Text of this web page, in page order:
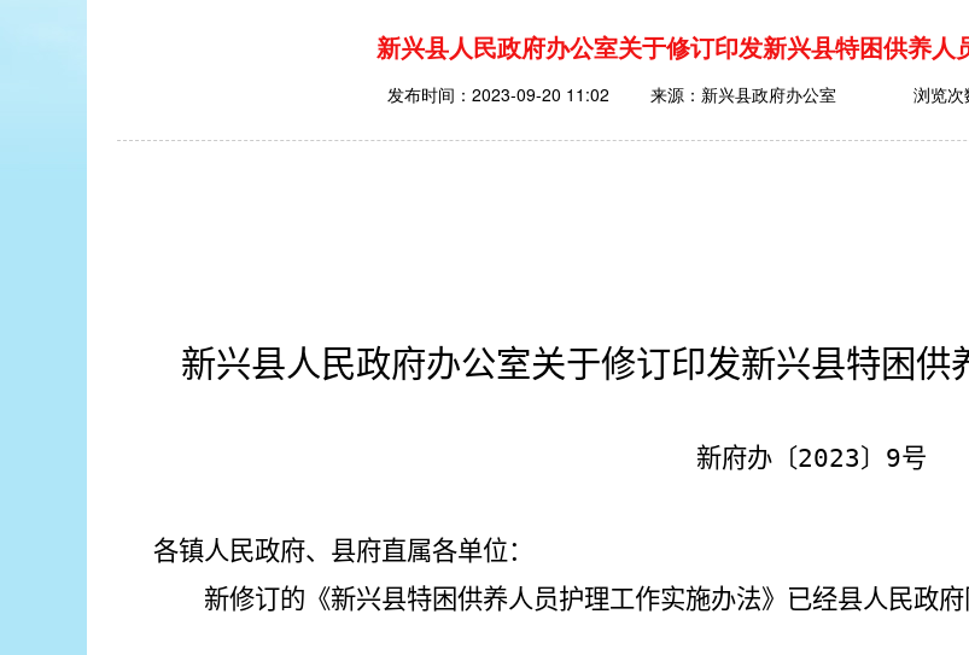
新兴县人民政府办公室关于修订印发新兴县特困供养人
发布时间： 2023-09-20 11:02 来源：新兴县政府办公室 浏览次
新兴县人民政府办公室关于修订印发新兴县特困供
新府办〔2023〕 9号
各镇人民政府、县府直属各单位：
新修订的《新兴县特困供养人员护理工作实施办法》已经县人民政